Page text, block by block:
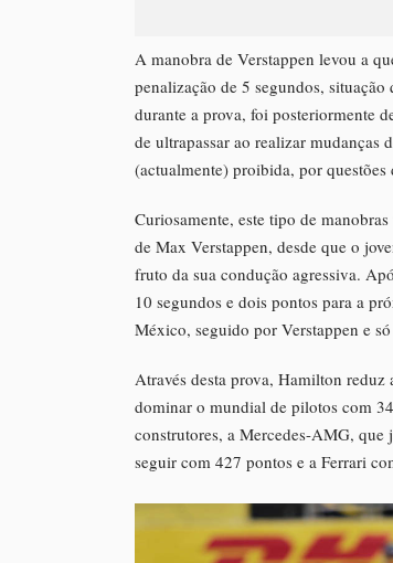
A manobra de Verstappen levou a
penalização de 5 segundos,
durante a prova, foi posteriormente
de ultrapassar ao realizar mudanças
(actualmente) proibida, por questões
Curiosamente, este tipo de
de Max Verstappen, desde que o
fruto da sua condução agressiva.
10 segundos e dois pontos para a
México, seguido por Verstappen e
Através desta prova, Hamilton reduz
dominar o mundial de pilotos com
construtores, a Mercedes-AMG, que
seguir com 427 pontos e a Ferrari